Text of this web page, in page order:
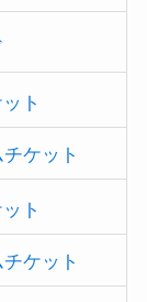
ト
ケット
ト
ケット